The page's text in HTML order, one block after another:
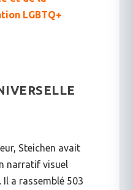
LGBTQ+
Steichen avait
narratif visuel
Il a rassemblé 503